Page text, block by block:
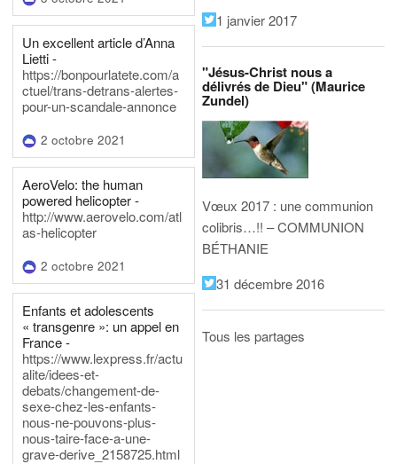
Un excellent article d’Anna
Lietti -
https://bonpourlatete.com/a
ctuel/trans-detrans-alertes-
pour-un-scandale-annonce
2 octobre 2021
AeroVelo: the human
powered helicopter -
http://www.aerovelo.com/atl
as-helicopter
2 octobre 2021
Enfants et adolescents
« transgenre »: un appel en
France -
https://www.lexpress.fr/actu
alite/idees-et-
debats/changement-de-
sexe-chez-les-enfants-
nous-ne-pouvons-plus-
nous-taire-face-a-une-
grave-derive_2158725.html
1 janvier 2017
"Jésus-Christ nous a
délivrés de Dieu" (Maurice
Zundel)
Vœux 2017 : une communion
colibris…!! – COMMUNION
BÉTHANIE
31 décembre 2016
Tous les partages